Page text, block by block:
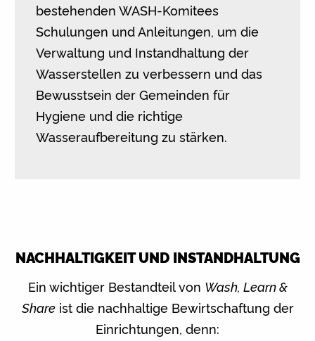
bestehenden WASH-Komitees
Schulungen und Anleitungen, um die
Verwaltung und Instandhaltung der
Wasserstellen zu verbessern und das
Bewusstsein der Gemeinden für
Hygiene und die richtige
Wasseraufbereitung zu stärken.
NACHHALTIGKEIT UND INSTANDHALTUNG
Ein wichtiger Bestandteil von Wash, Learn &
Shareist die nachhaltige Bewirtschaftung der
Einrichtungen, denn: